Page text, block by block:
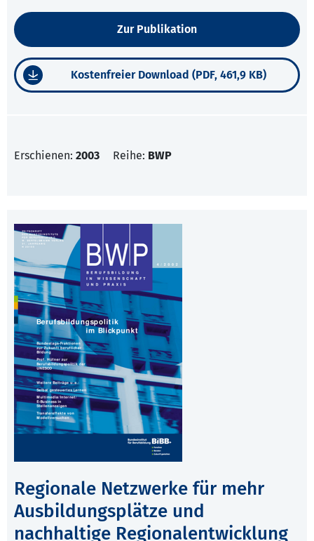
Zur Publikation
Kostenfreier Download (PDF, 461,9 KB)
Erschienen: 2003 Reihe: BWP
Regionale Netzwerke für mehr
Ausbildungsplätze und
nachhaltige Regionalentwicklung